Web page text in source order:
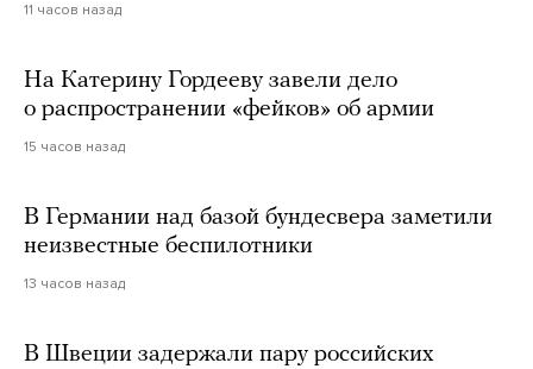
11 часов назад
На Катерину Гордееву завели дело
о распространении «фейков» об армии
15 часов назад
В Германии над базой бундесвера заметили
неизвестные беспилотники
13 часов назад
В Швеции задержали пару российских